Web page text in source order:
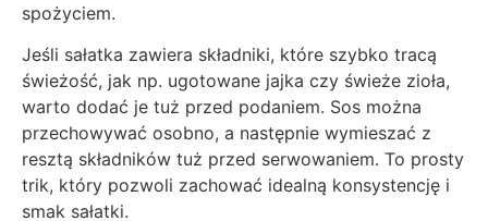
spożyciem.
Jeśli sałatka zawiera składniki, które szybko tracą
świeżość, jak np. ugotowane jajka czy świeże zioła,
warto dodać je tuż przed podaniem. Sos można
przechowywać osobno, a następnie wymieszać z
resztą składników tuż przed serwowaniem. To prosty
trik, który pozwoli zachować idealną konsystencję i
smak sałatki.